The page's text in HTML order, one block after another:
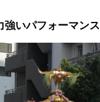
強いパフォーマンス